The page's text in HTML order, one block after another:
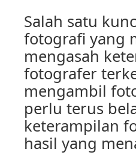
Salah satu
fotografi yang
mengasah
fotografer
mengambil
perlu terus
keterampilan
hasil yang